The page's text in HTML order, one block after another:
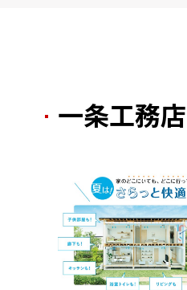
一条工務